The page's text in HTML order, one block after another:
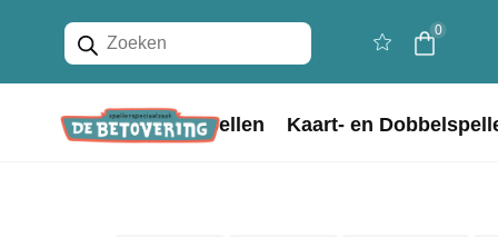
Producten
zoeken
0
Home Bordspellen Kaart- en